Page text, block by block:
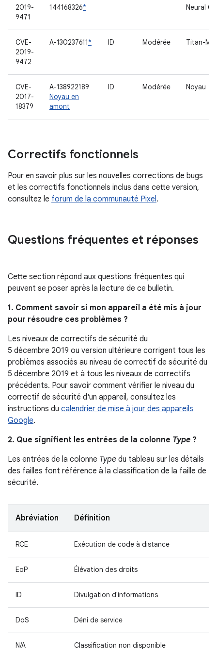
2019-
9471
144168326*
Neural
CVE-
2019-
9472
A-130237611* ID Modérée Titan-M
CVE-
2017-
18379
A-138922189
Noyau en
amont
ID Modérée Noyau
Correctifs fonctionnels
Pour en savoir plus sur les nouvelles corrections de bugs
et les correctifs fonctionnels inclus dans cette version,
consultez le forum de la communauté Pixel.
Questions fréquentes et réponses
Cette section répond aux questions fréquentes qui
peuvent se poser après la lecture de ce bulletin.
1. Comment savoir si mon appareil a été mis à jour
pour résoudre ces problèmes ?
Les niveaux de correctifs de sécurité du
5 décembre 2019 ou version ultérieure corrigent tous les
problèmes associés au niveau de correctif de sécurité du
5 décembre 2019 et à tous les niveaux de correctifs
précédents. Pour savoir comment vérifier le niveau du
correctif de sécurité d'un appareil, consultez les
instructions du calendrier de mise à jour des appareils
Google.
2. Que signifient les entrées de la colonne Type ?
Les entrées de la colonne Type du tableau sur les détails
des failles font référence à la classification de la faille de
sécurité.
Abréviation Définition
RCE Exécution de code à distance
EoP Élévation des droits
ID Divulgation d'informations
DoS Déni de service
N/A Classification non disponible